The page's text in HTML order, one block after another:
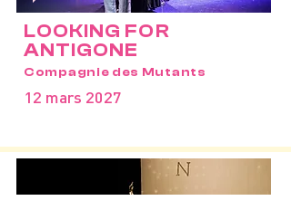
LOOKING FOR
ANTIGONE
Compagnie des Mutants
12 mars 2027